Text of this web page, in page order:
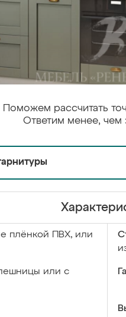
Поможем рассчитать
Ответим менее, чем
плёнкой ПВХ, или
или с